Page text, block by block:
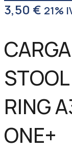
3,50 € 21%
RING
ONE+